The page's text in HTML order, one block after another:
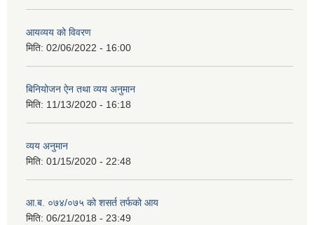
आयव्यय को विवरण
मिति: 02/06/2022 - 16:00
बिनियोजन ऐन तथा व्यय अनुमान
मिति: 11/13/2020 - 16:18
व्यय अनुमान
मिति: 01/15/2020 - 22:48
आ.ब. ०७४/०७५ को शसर्त तर्फको आय
मिति: 06/21/2018 - 23:49